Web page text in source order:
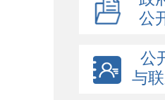
公
公
与